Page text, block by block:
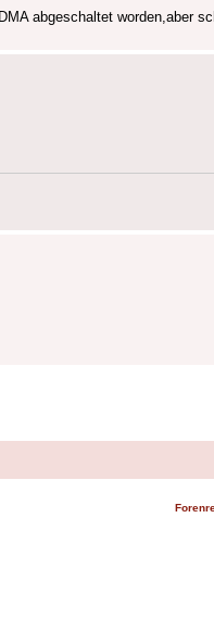
abgeschaltet worden,aber